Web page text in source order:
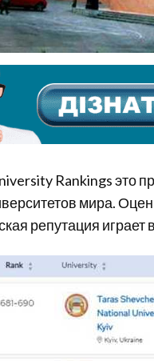
Rankings это
мира.
репутация